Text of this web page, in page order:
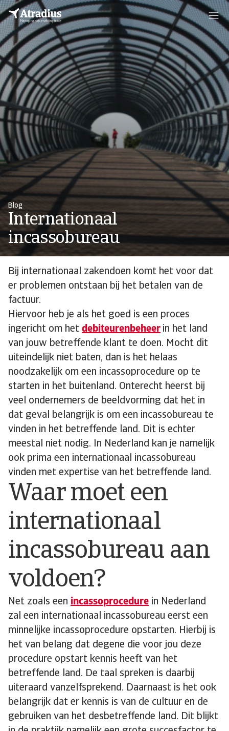
Blog
Internationaal
incassobureau
Bij internationaal zakendoen komt het voor dat
er problemen ontstaan bij het betalen van de
factuur.
Hiervoor heb je als het goed is een proces
ingericht om het debiteurenbeheer in het land
van jouw betreffende klant te doen. Mocht dit
uiteindelijk niet baten, dan is het helaas
noodzakelijk om een incassoprocedure op te
starten in het buitenland. Onterecht heerst bij
veel ondernemers de beeldvorming dat het in
dat geval belangrijk is om een incassobureau te
vinden in het betreffende land. Dit is echter
meestal niet nodig. In Nederland kan je namelijk
ook prima een internationaal incassobureau
vinden met expertise van het betreffende land.
Waar moet een
internationaal
incassobureau aan
voldoen?
Net zoals een incassoprocedure in Nederland
zal een internationaal incassobureau eerst een
minnelijke incassoprocedure opstarten. Hierbij is
het van belang dat degene die voor jou deze
procedure opstart kennis heeft van het
betreffende land. De taal spreken is daarbij
uiteraard vanzelfsprekend. Daarnaast is het ook
belangrijk dat er kennis is van de cultuur en de
gebruiken van het desbetreffende land. Dit blijkt